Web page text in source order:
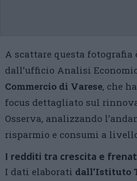
A scattare questa fotografia
dall’ufficio Analisi
Commercio di Varese, che
focus dettagliato sul
Osserva, analizzando
risparmio e consumi a
I redditi tra crescita e
I dati elaborati dall’Istituto